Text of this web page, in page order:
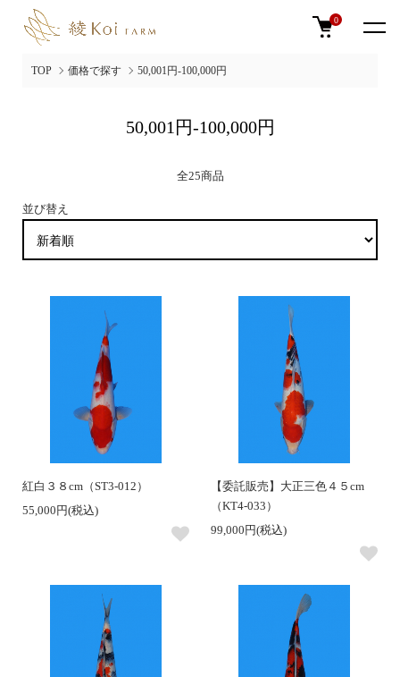
0
TOP 価格で探す 50,001円-100,000円
50,001円-100,000円
全25商品
並び替え
紅白３８cm（ST3-012）
55,000円(税込)
【委託販売】大正三色４５cm
（KT4-033）
99,000円(税込)